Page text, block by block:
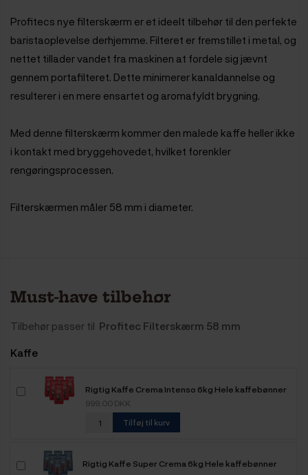
Profitecs nye filterskærm er et ideelt tilbehør til den perfekte
baristaoplevelse derhjemme. Filteret er fremstillet i metal, og
nettet tillader vandet fra maskinen at fordele sig jævnt
gennem portafilteret. Dette minimerer kanaldannelse og
resulterer i en mere ensartet og aromafyldt brygning.
Med denne filterskærm kommer den malede kaffe heller ikke
i kontakt med bryggehovedet, hvilket forenkler
rengøringsprocessen.
Filterskærmen måler 58 mm i diameter.
Must-have tilbehør
Tilbehør passer til Profitec Filterskærm 58 mm
Kaffe
Rigtig Kaffe Crema Intenso 6kg Hele kaffebønner
999,00 DKK
Tilføj til kurv
Rigtig Kaffe Super Crema 6kg Hele kaffebønner